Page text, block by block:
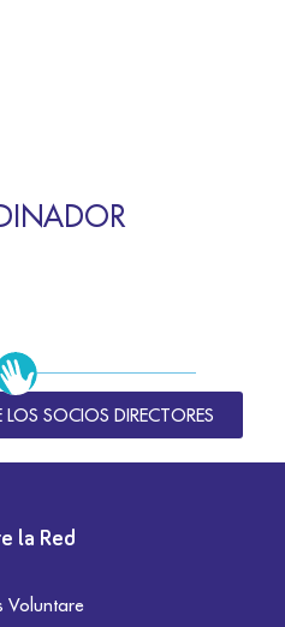
SOCIOS DIRECTORES
la Red
Voluntare